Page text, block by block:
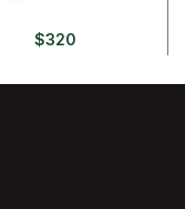
$320